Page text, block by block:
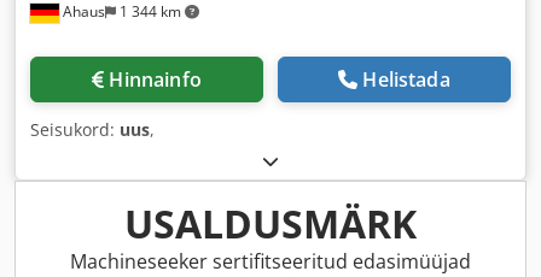
Ahaus 1 344 km
Hinnainfo Helistada
Seisukord: uus,
USALDUSMÄRK
Machineseeker sertifitseeritud edasimüüjad